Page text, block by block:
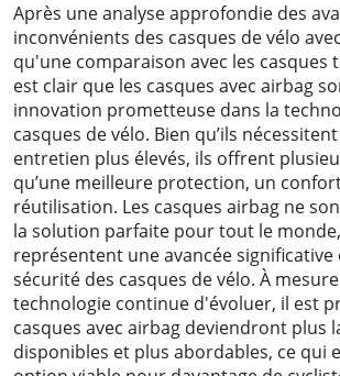
Après une analyse approfondie des
inconvénients des casques de vélo
qu'une comparaison avec les casques
est clair que les casques avec airbag
innovation prometteuse dans la
casques de vélo. Bien qu’ils
entretien plus élevés, ils offrent
qu’une meilleure protection, un
réutilisation. Les casques airbag ne
la solution parfaite pour tout le
représentent une avancée
sécurité des casques de vélo. À
technologie continue d'évoluer, il est
casques avec airbag deviendront plus
disponibles et plus abordables, ce qui